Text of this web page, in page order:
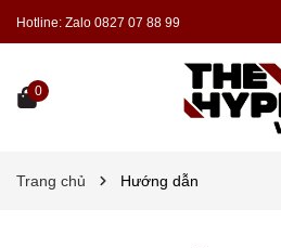
Hotline: Zalo 0827 07 88 99
0
Trang chủ Hướng dẫn